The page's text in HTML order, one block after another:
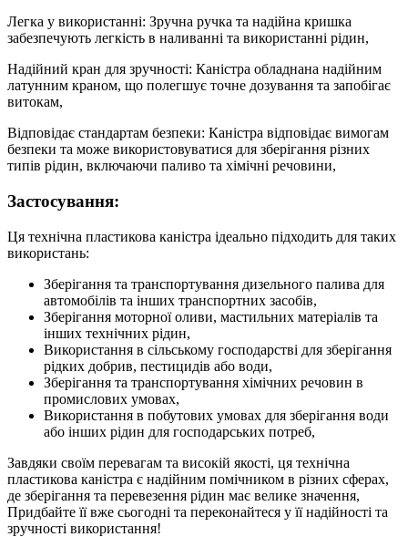
Легка у використанні: Зручна ручка та надійна кришка
забезпечують легкість в наливанні та використанні рідин,
Надійний кран для зручності: Каністра обладнана надійним
латунним краном, що полегшує точне дозування та запобігає
витокам,
Відповідає стандартам безпеки: Каністра відповідає вимогам
безпеки та може використовуватися для зберігання різних
типів рідин, включаючи паливо та хімічні речовини,
Застосування:
Ця технічна пластикова каністра ідеально підходить для таких
використань:
Зберігання та транспортування дизельного палива для
автомобілів та інших транспортних засобів,
Зберігання моторної оливи, мастильних матеріалів та
інших технічних рідин,
Використання в сільському господарстві для зберігання
рідких добрив, пестицидів або води,
Зберігання та транспортування хімічних речовин в
промислових умовах,
Використання в побутових умовах для зберігання води
або інших рідин для господарських потреб,
Завдяки своїм перевагам та високій якості, ця технічна
пластикова каністра є надійним помічником в різних сферах,
де зберігання та перевезення рідин має велике значення,
Придбайте її вже сьогодні та переконайтеся у її надійності та
зручності використання!